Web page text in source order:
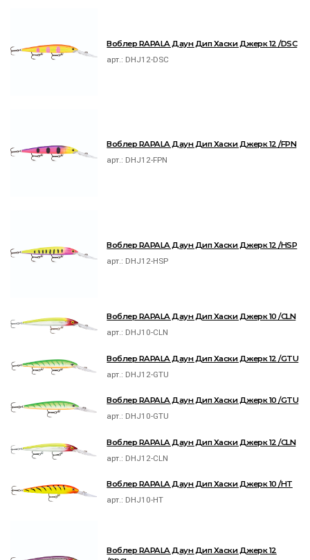
Воблер RAPALA Даун Дип Хаски Джерк 12 /DSC
арт.: DHJ12-DSC
Воблер RAPALA Даун Дип Хаски Джерк 12 /FPN
арт.: DHJ12-FPN
Воблер RAPALA Даун Дип Хаски Джерк 12 /HSP
арт.: DHJ12-HSP
Воблер RAPALA Даун Дип Хаски Джерк 10 /CLN
арт.: DHJ10-CLN
Воблер RAPALA Даун Дип Хаски Джерк 12 /GTU
арт.: DHJ12-GTU
Воблер RAPALA Даун Дип Хаски Джерк 10 /GTU
арт.: DHJ10-GTU
Воблер RAPALA Даун Дип Хаски Джерк 12 /CLN
арт.: DHJ12-CLN
Воблер RAPALA Даун Дип Хаски Джерк 10 /HT
арт.: DHJ10-HT
Воблер RAPALA Даун Дип Хаски Джерк 12